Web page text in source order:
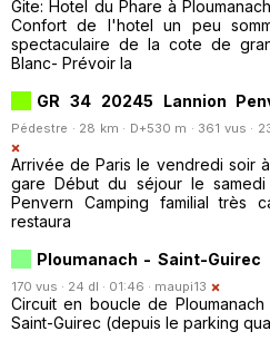
Gite: Hotel du Phare à
Confort de l'hotel un peu
spectaculaire de la cote de
Blanc- Prévoir la
GR 34 20245 Lannion
Pédestre · 28 km · D+530 m · 361 vus ·
Arrivée de Paris le vendredi soir
gare Début du séjour le
Penvern Camping familial très
restaura
Ploumanach - Saint-Guirec
170 vus · 24 dl · 01:46 · maupi13
Circuit en boucle de
Saint-Guirec (depuis le parking